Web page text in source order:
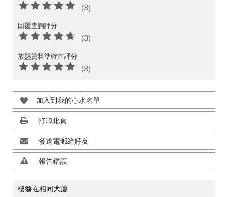
(3)
回覆查詢評分
(3)
放盤資料準確性評分
(3)
加入到我的心水名單
打印此頁
發送電郵給好友
報告錯誤
樓盤在相同大廈